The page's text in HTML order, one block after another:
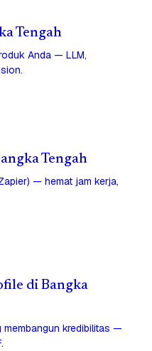
Tengah
Anda — LLM,
Tengah
— hemat jam kerja,
di Bangka
kredibilitas —